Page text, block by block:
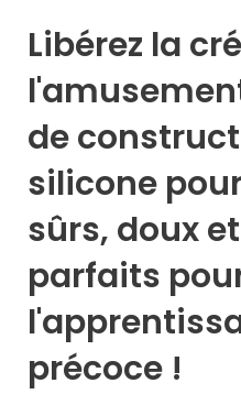
Libérez la
de
silicone
sûrs, doux
parfaits
précoce !